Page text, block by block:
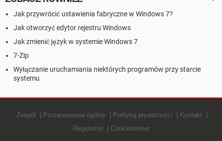
Jak przywrócić ustawienia fabryczne w Windows 7?
Jak otworzyć edytor rejestru Windows
Jak zmienić język w systemie Windows 7
7-Zip
Wyłączanie uruchamiania niektórych programów przy starcie
systemu
Zespół Postanowienia ogólne Polityką prywatności
Kontakt
Regulamin
Cookiebeheer